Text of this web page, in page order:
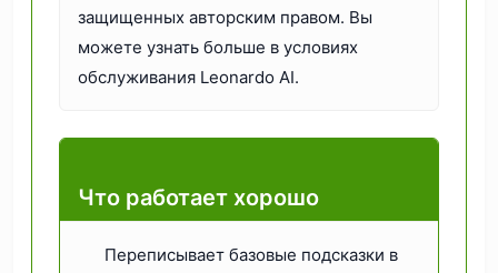
защищенных авторским правом. Вы
можете узнать больше в условиях
обслуживания Leonardo AI.
Что работает хорошо
Переписывает базовые подсказки в